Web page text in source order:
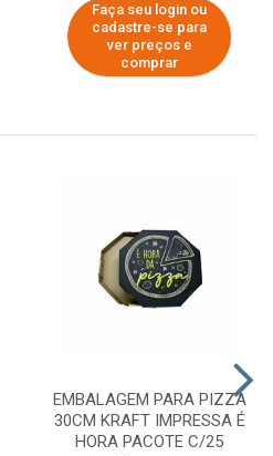
Faça seu login ou
cadastre-se para
ver preços e
comprar
EMBALAGEM PARA PIZZA
30CM KRAFT IMPRESSA É
HORA PACOTE C/25